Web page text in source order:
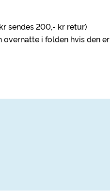
sendes 200,- kr retur)
overnatte i folden hvis den er